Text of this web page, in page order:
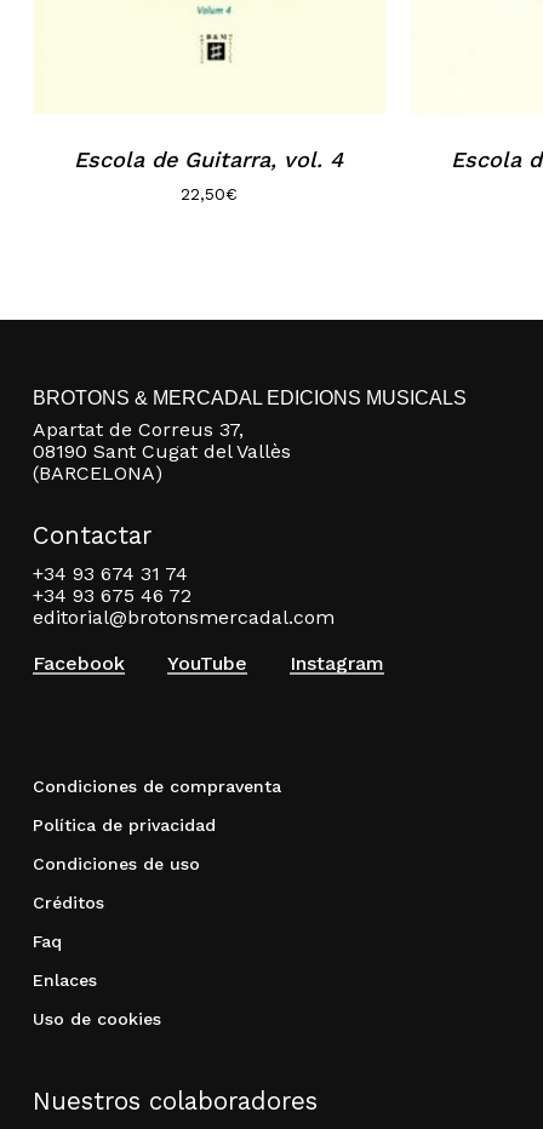
Escola de Guitarra, vol. 4
22,50€
Escola
BROTONS & MERCADAL EDICIONS MUSICALS
Apartat de Correus 37,
08190 Sant Cugat del Vallès
(BARCELONA)
Contactar
+34 93 674 31 74
+34 93 675 46 72
editorial@brotonsmercadal.com
Facebook
YouTube Instagram
Condiciones de compraventa
Política de privacidad
Condiciones de uso
Créditos
Faq
Enlaces
Uso de cookies
Nuestros colaboradores